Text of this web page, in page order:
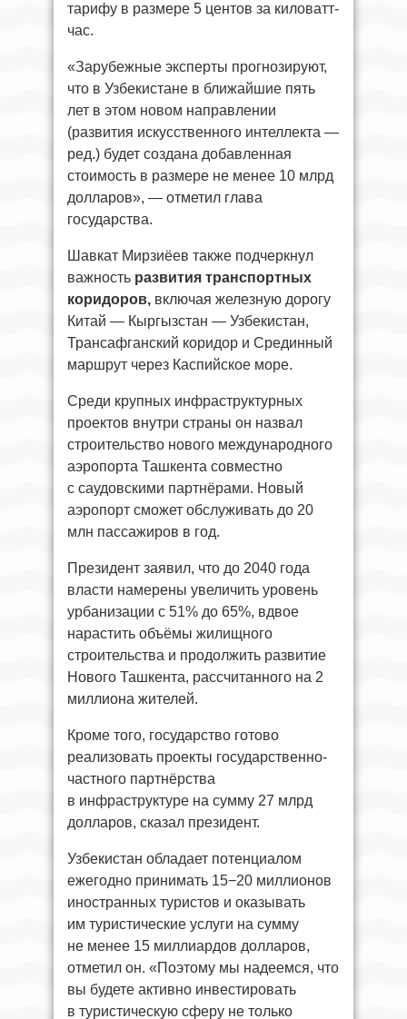
тарифу в размере 5 центов за киловатт-
час.
«Зарубежные эксперты прогнозируют,
что в Узбекистане в ближайшие пять
лет в этом новом направлении
(развития искусственного интеллекта —
ред.) будет создана добавленная
стоимость в размере не менее 10 млрд
долларов», — отметил глава
государства.
Шавкат Мирзиёев также подчеркнул
важность развития транспортных
коридоров, включая железную дорогу
Китай — Кыргызстан — Узбекистан,
Трансафганский коридор и Срединный
маршрут через Каспийское море.
Среди крупных инфраструктурных
проектов внутри страны он назвал
строительство нового международного
аэропорта Ташкента совместно
с саудовскими партнёрами. Новый
аэропорт сможет обслуживать до 20
млн пассажиров в год.
Президент заявил, что до 2040 года
власти намерены увеличить уровень
урбанизации с 51% до 65%, вдвое
нарастить объёмы жилищного
строительства и продолжить развитие
Нового Ташкента, рассчитанного на 2
миллиона жителей.
Кроме того, государство готово
реализовать проекты государственно-
частного партнёрства
в инфраструктуре на сумму 27 млрд
долларов, сказал президент.
Узбекистан обладает потенциалом
ежегодно принимать 15−20 миллионов
иностранных туристов и оказывать
им туристические услуги на сумму
не менее 15 миллиардов долларов,
отметил он. «Поэтому мы надеемся, что
вы будете активно инвестировать
в туристическую сферу не только